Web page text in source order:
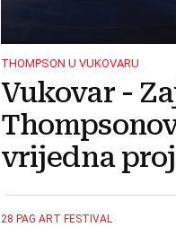
THOMPSON U VUKOVARU
Vukovar -
vrijedna
28 PAG ART FESTIVAL